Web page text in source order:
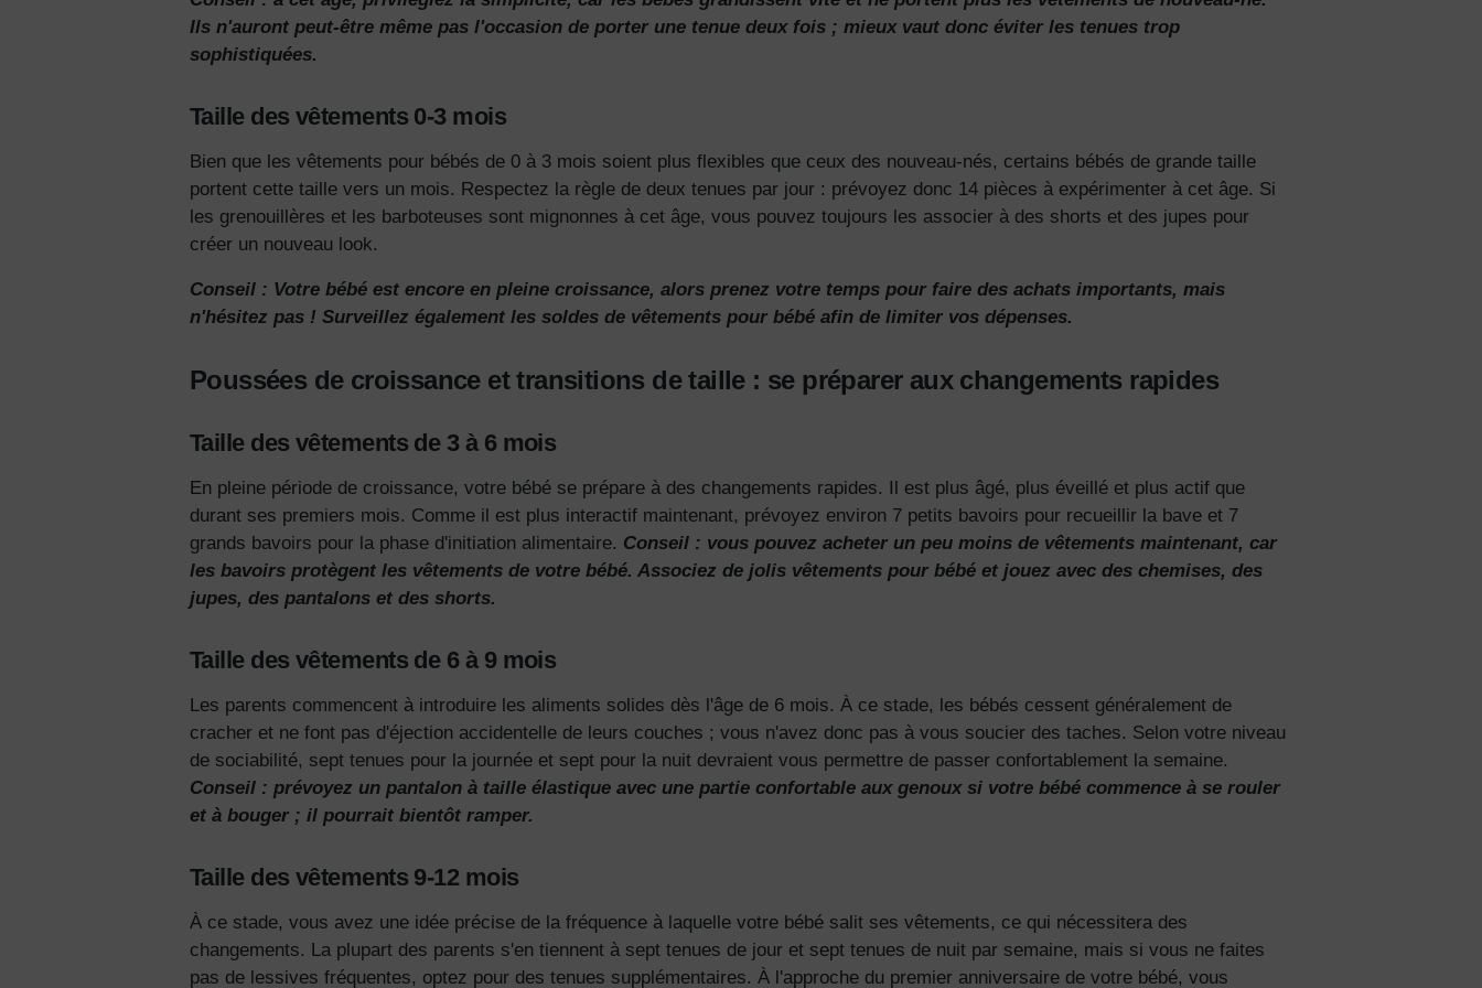
Ils n'auront peut-être même pas l'occasion de porter une tenue deux fois ; mieux vaut donc éviter les tenues trop
sophistiquées.
Taille des vêtements 0-3 mois
Bien que les vêtements pour bébés de 0 à 3 mois soient plus flexibles que ceux des nouveau-nés, certains bébés de grande taille
portent cette taille vers un mois. Respectez la règle de deux tenues par jour : prévoyez donc 14 pièces à expérimenter à cet âge. Si
les grenouillères et les barboteuses sont mignonnes à cet âge, vous pouvez toujours les associer à des shorts et des jupes pour
créer un nouveau look.
Conseil : Votre bébé est encore en pleine croissance, alors prenez votre temps pour faire des achats importants, mais
n'hésitez pas ! Surveillez également les soldes de vêtements pour bébé afin de limiter vos dépenses.
Poussées de croissance et transitions de taille : se préparer aux changements rapides
Taille des vêtements de 3 à 6 mois
En pleine période de croissance, votre bébé se prépare à des changements rapides. Il est plus âgé, plus éveillé et plus actif que
durant ses premiers mois. Comme il est plus interactif maintenant, prévoyez environ 7 petits bavoirs pour recueillir la bave et 7
grands bavoirs pour la phase d'initiation alimentaire. Conseil : vous pouvez acheter un peu moins de vêtements maintenant, car
les bavoirs protègent les vêtements de votre bébé. Associez de jolis vêtements pour bébé et jouez avec des chemises, des
jupes, des pantalons et des shorts.
Taille des vêtements de 6 à 9 mois
Les parents commencent à introduire les aliments solides dès l'âge de 6 mois. À ce stade, les bébés cessent généralement de
cracher et ne font pas d'éjection accidentelle de leurs couches ; vous n'avez donc pas à vous soucier des taches. Selon votre niveau
de sociabilité, sept tenues pour la journée et sept pour la nuit devraient vous permettre de passer confortablement la semaine.
Conseil : prévoyez un pantalon à taille élastique avec une partie confortable aux genoux si votre bébé commence à se rouler
et à bouger ; il pourrait bientôt ramper.
Taille des vêtements 9-12 mois
À ce stade, vous avez une idée précise de la fréquence à laquelle votre bébé salit ses vêtements, ce qui nécessitera des
changements. La plupart des parents s'en tiennent à sept tenues de jour et sept tenues de nuit par semaine, mais si vous ne faites
pas de lessives fréquentes, optez pour des tenues supplémentaires. À l'approche du premier anniversaire de votre bébé, vous